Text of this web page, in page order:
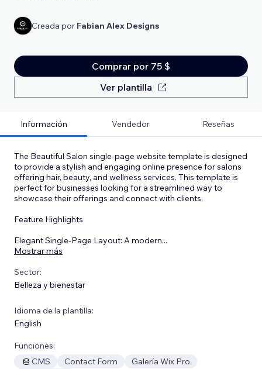
Creada por Fabian Alex Designs
Comprar por 75 $
Ver plantilla
Información Vendedor Reseñas
The Beautiful Salon single-page website template is designed
to provide a stylish and engaging online presence for salons
offering hair, beauty, and wellness services. This template is
perfect for businesses looking for a streamlined way to
showcase their offerings and connect with clients.
Feature Highlights
Elegant Single-Page Layout: A modern...
Mostrar más
Sector:
Belleza y bienestar
Idioma de la plantilla:
English
Funciones:
CMS
Contact Form
Galería Wix Pro